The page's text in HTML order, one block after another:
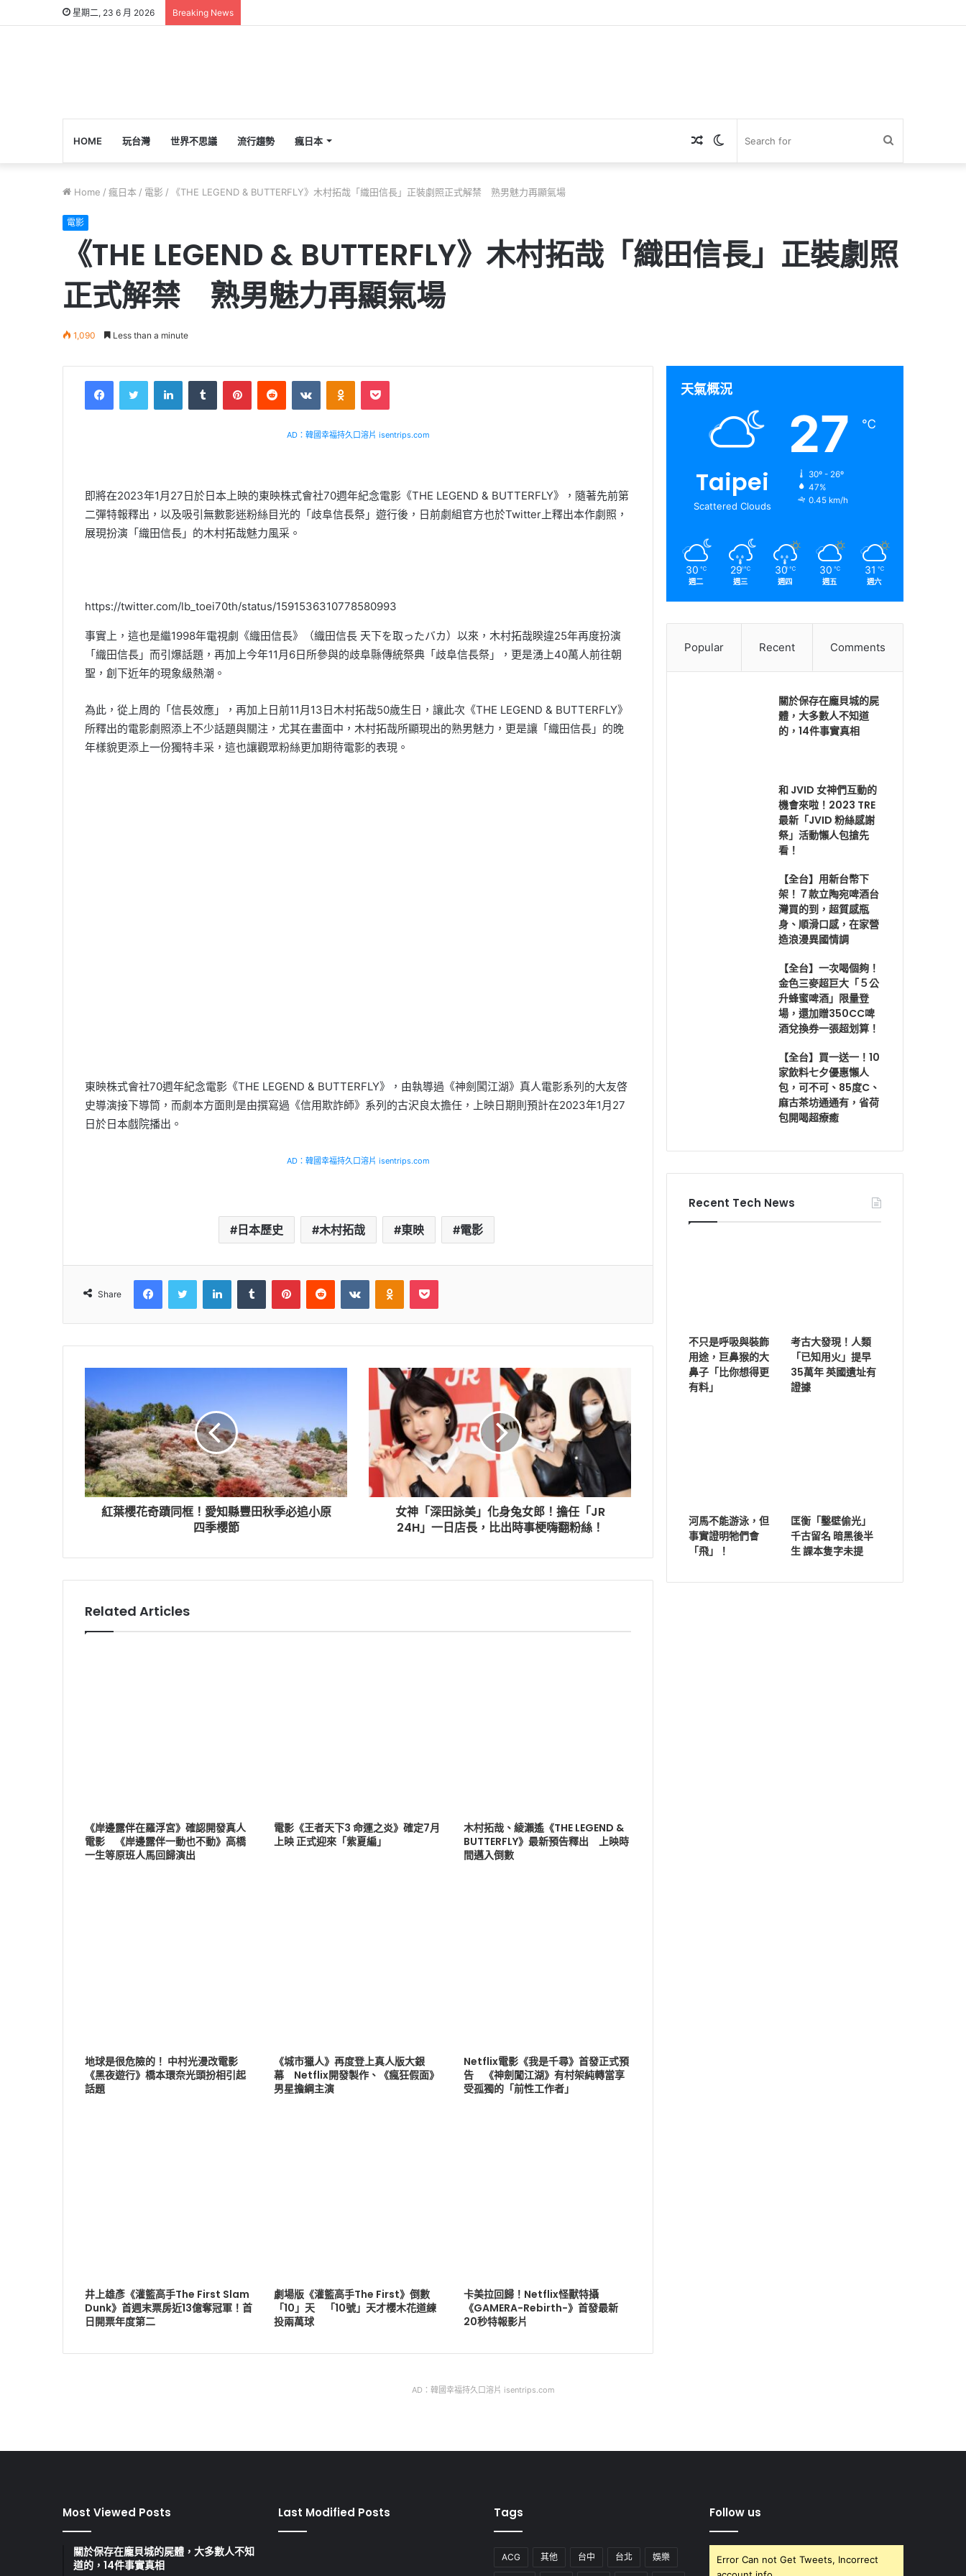
星期二, 23 6 月 2026 Breaking News
HOME 玩台灣 世界不思議 流行趨勢 瘋日本 Switch
Random
Home / 瘋日本 / 電影 / 《THE LEGEND & BUTTERFLY》木村拓哉「織田信長」正裝劇照正式解禁 熟男魅力再顯氣場
電影
《THE LEGEND & BUTTERFLY》木村拓哉「織田信長」正裝劇照
正式解禁 熟男魅力再顯氣場
1,090 Less than a minute
FacebookTwitter LinkedInTumblr PinterestReddit VKontakteOdnoklassniki
Pocket
AD：韓國幸福持久口溶片 isentrips.com
即將在2023年1月27日於日本上映的東映株式會社70週年紀念電影《THE LEGEND & BUTTERFLY》，隨著先前第
二彈特報釋出，以及吸引無數影迷粉絲目光的「歧阜信長祭」遊行後，日前劇組官方也於Twitter上釋出本作劇照，
展現扮演「織田信長」的木村拓哉魅力風采。
https://twitter.com/lb_toei70th/status/1591536310778580993
事實上，這也是繼1998年電視劇《織田信長》（織田信長 天下を取ったバカ）以來，木村拓哉睽違25年再度扮演
「織田信長」而引爆話題，再加上今年11月6日所參與的歧阜縣傳統祭典「歧阜信長祭」，更是湧上40萬人前往朝
聖，創下近年的現象級熱潮。
為此，從上周的「信長效應」，再加上日前11月13日木村拓哉50歲生日，讓此次《THE LEGEND & BUTTERFLY》
所釋出的電影劇照添上不少話題與關注，尤其在畫面中，木村拓哉所顯現出的熟男魅力，更是讓「織田信長」的晚
年樣貌更添上一份獨特丰采，這也讓觀眾粉絲更加期待電影的表現。
東映株式會社70週年紀念電影《THE LEGEND & BUTTERFLY》，由執導過《神劍闖江湖》真人電影系列的大友啓
史導演接下導筒，而劇本方面則是由撰寫過《信用欺詐師》系列的古沢良太擔任，上映日期則預計在2023年1月27
日於日本戲院播出。
AD：韓國幸福持久口溶片 isentrips.com
日本歷史 木村拓哉 東映 電影
Share
FacebookTwitter LinkedInTumblr PinterestReddit VKontakteOdnoklassniki
Pocket
紅葉櫻花奇蹟同框！愛知縣豐田秋季必追小原
四季櫻節
女神「深田詠美」化身兔女郎！擔任「JR
24H」一日店長，比出時事梗嗨翻粉絲！
Related Articles
《岸邊露伴在羅浮宮》確認開發真人
電影 《岸邊露伴一動也不動》高橋
一生等原班人馬回歸演出
電影《王者天下3 命運之炎》確定7月
上映 正式迎來「紫夏編」
木村拓哉、綾瀨遙《THE LEGEND &
BUTTERFLY》最新預告釋出 上映時
間邁入倒數
地球是很危險的！ 中村光漫改電影
《黑夜遊行》橋本環奈光頭扮相引起
話題
《城市獵人》再度登上真人版大銀
幕 Netflix開發製作、《瘋狂假面》
男星擔綱主演
Netflix電影《我是千尋》首發正式預
告 《神劍闖江湖》有村架純轉當享
受孤獨的「前性工作者」
井上雄彥《灌籃高手The First Slam
Dunk》首週末票房近13億奪冠軍！首
日開票年度第二
劇場版《灌籃高手The First》倒數
「10」天 「10號」天才櫻木花道練
投兩萬球
卡美拉回歸！Netflix怪獸特攝
《GAMERA-Rebirth-》首發最新
20秒特報影片
天氣概況
Taipei
Scattered Clouds
27 ℃
30º - 26º
47%
0.45 km/h
30 ℃
週二
29 ℃
週三
30 ℃
週四
30 ℃
週五
31 ℃
週六
Popular Recent Comments
關於保存在龐貝城的屍
體，大多數人不知道
的，14件事實真相
和 JVID 女神們互動的
機會來啦！2023 TRE
最新「JVID 粉絲感謝
祭」活動懶人包搶先
看！
【全台】用新台幣下
架！７款立陶宛啤酒台
灣買的到，超質感瓶
身、順滑口感，在家營
造浪漫異國情調
【全台】一次喝個夠！
金色三麥超巨大「５公
升蜂蜜啤酒」限量登
場，還加贈350CC啤
酒兌換券一張超划算！
【全台】買一送一！10
家飲料七夕優惠懶人
包，可不可、85度C、
麻古茶坊通通有，省荷
包開喝超療癒
Recent Tech News
不只是呼吸與裝飾
用途，巨鼻猴的大
鼻子「比你想得更
有料」
考古大發現！人類
「已知用火」提早
35萬年 英國遺址有
證據
河馬不能游泳，但
事實證明牠們會
「飛」！
匡衡「鑿壁偷光」
千古留名 暗黑後半
生 課本隻字未提
AD：韓國幸福持久口溶片 isentrips.com
Most Viewed Posts
關於保存在龐貝城的屍體，大多數人不知
道的，14件事實真相
Last Modified Posts Tags
ACG 其他 台中 台北 娛樂
Follow us
Error Can not Get Tweets, Incorrect